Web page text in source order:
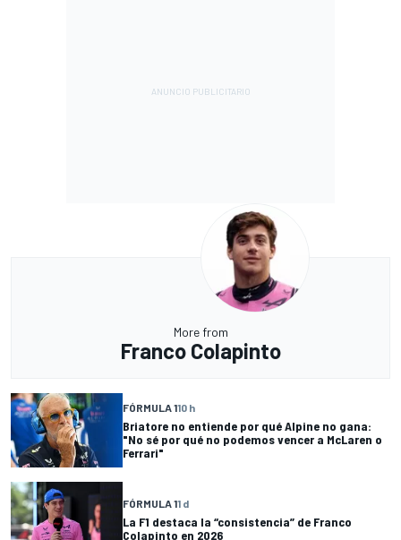
More from
Franco Colapinto
FÓRMULA 110 h
Briatore no entiende por qué Alpine no gana:
"No sé por qué no podemos vencer a McLaren o
Ferrari"
FÓRMULA 11 d
La F1 destaca la “consistencia” de Franco
Colapinto en 2026